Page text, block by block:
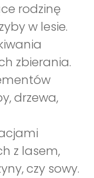
rodzinę
w lesie.
zbierania.
drzewa,
z lasem,
czy sowy.